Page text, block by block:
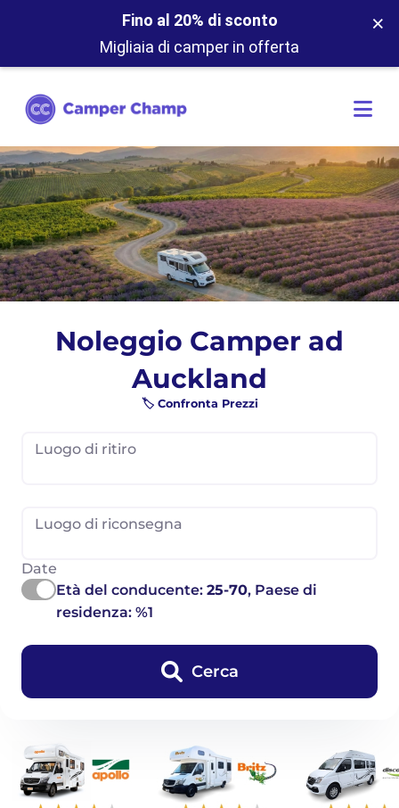
Fino al 20% di sconto
Migliaia di camper in offerta
×
Noleggio Camper ad
Auckland
🏷️ Confronta Prezzi
Luogo di ritiro
Luogo di riconsegna
Date
Età del conducente:25-70, Paese di
residenza: %1
Cerca